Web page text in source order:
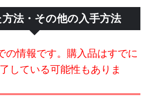
法・その他の入手方法
の情報です。購入品はすでに
している可能性もありま